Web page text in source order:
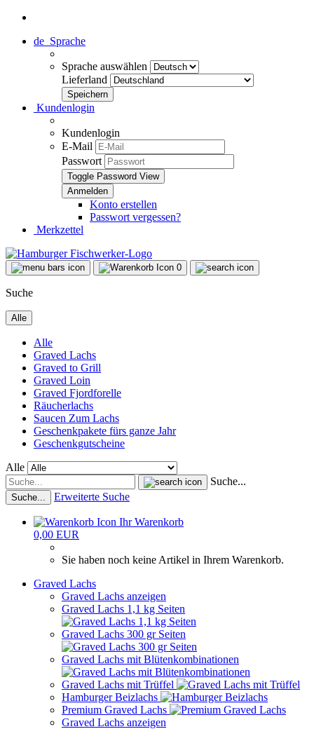
de Sprache
Sprache auswählen
Lieferland
Kundenlogin
Kundenlogin
E-Mail
Passwort
Toggle Password View
Konto erstellen
Passwort vergessen?
Merkzettel
0
Suche
Alle
Alle
Graved Lachs
Graved to Grill
Graved Loin
Graved Fjordforelle
Räucherlachs
Saucen Zum Lachs
Geschenkpakete fürs ganze Jahr
Geschenkgutscheine
Alle
Suche...
Suche... Erweiterte Suche
Ihr Warenkorb
0,00 EUR
Sie haben noch keine Artikel in Ihrem Warenkorb.
Graved Lachs
Graved Lachs anzeigen
Graved Lachs 1,1 kg Seiten
Graved Lachs 300 gr Seiten
Graved Lachs mit Blütenkombinationen
Graved Lachs mit Trüffel
Hamburger Beizlachs
Premium Graved Lachs
Graved Lachs anzeigen